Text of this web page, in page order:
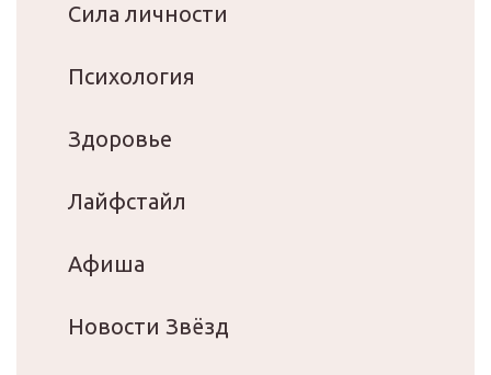
Сила личности
Психология
Здоровье
Лайфстайл
Афиша
Новости Звёзд